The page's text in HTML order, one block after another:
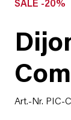
SALE -20%
Art.-Nr. PIC-